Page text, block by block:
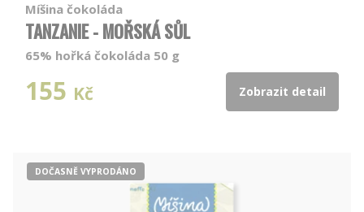
Míšina čokoláda
TANZANIE - MOŘSKÁ SŮL
65% hořká čokoláda 50 g
155 Kč Zobrazit detail
DOČASNĚ VYPRODÁNO